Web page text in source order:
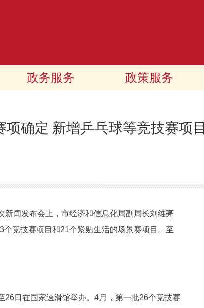
政务服务 政策服务
确定 新增乒乓球等竞技赛项目
闻发布会上，市经济和信息化局副局长刘维亮
竞技赛项目和21个紧贴生活的场景赛项目。至
日在国家速滑馆举办。4月，第一批26个竞技赛